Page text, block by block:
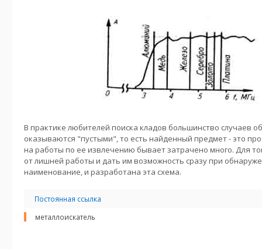
В практике любителей поиска кладов большинство случаев
оказываются "пустыми", то есть найденный предмет - это
на работы по ее извлечению бывает затрачено много. Для
от лишней работы и дать им возможность сразу при
наименование, и разработана эта схема.
Постоянная ссылка
металлоискатель